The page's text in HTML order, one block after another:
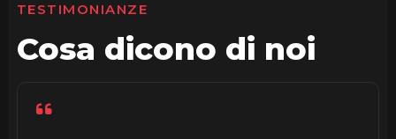
TESTIMONIANZE
Cosa dicono di noi